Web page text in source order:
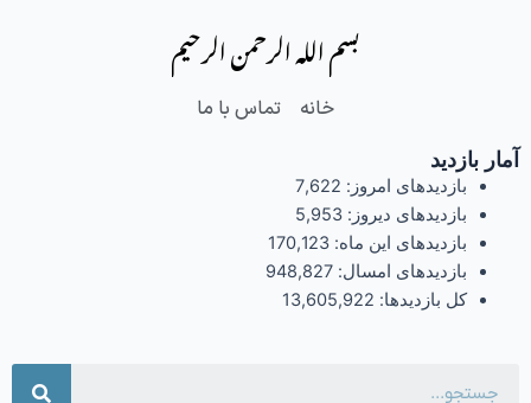
بسم الله الرحمن الرحیم
خانه تماس با ما
آمار بازدید
بازدیدهای امروز: 7,622
بازدیدهای دیروز: 5,953
بازدیدهای این ماه: 170,123
بازدیدهای امسال: 948,827
کل بازدیدها: 13,605,922